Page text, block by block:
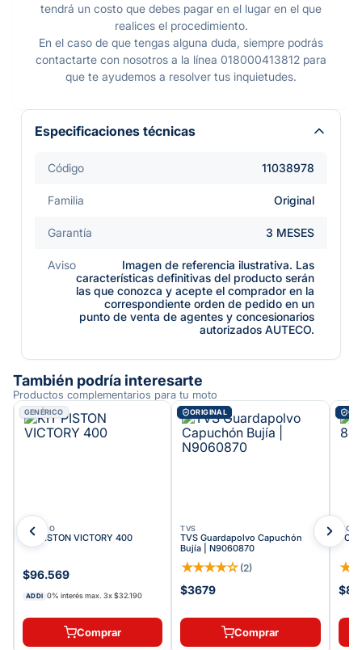
tendrá un costo que debes pagar en el lugar en el que
realices el procedimiento.
En el caso de que tengas alguna duda, siempre podrás
contactarte con nosotros a la línea 018000413812 para
que te ayudemos a resolver tus inquietudes.
Especificaciones técnicas
Código 11038978
Familia Original
Garantía 3 MESES
Aviso
Imagen de referencia ilustrativa. Las
características definitivas del producto serán
las que conozca y acepte el comprador en la
correspondiente orden de pedido en un
punto de venta de agentes y concesionarios
autorizados AUTECO.
También podría interesarte
Productos complementarios para tu moto
GENÉRICO
AUTECO
KIT PISTON VICTORY 400
$96.569
ADDI 0% interés max. 3x$32.190
Comprar
ORIGINAL
TVS
TVS Guardapolvo Capuchón
Bujía | N9060870
★★★★☆ (2)
$3679
Comprar
★